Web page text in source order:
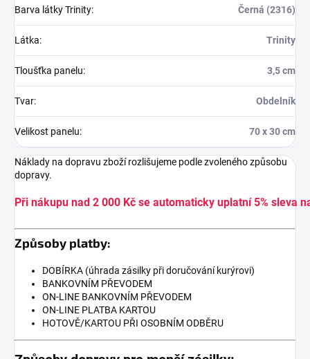
Barva látky Trinity: Černá (2316)
Látka: Trinity
Tloušťka panelu: 3,5 cm
Tvar: Obdelník
Velikost panelu: 70 x 30 cm
Náklady na dopravu zboží rozlišujeme podle zvoleného způsobu
dopravy.
Při nákupu nad 2 000 Kč se automaticky uplatní 5% sleva
Způsoby platby:
DOBÍRKA (úhrada zásilky při doručování kurýrovi)
BANKOVNÍM PŘEVODEM
ON-LINE BANKOVNÍM PŘEVODEM
ON-LINE PLATBA KARTOU
HOTOVĚ/KARTOU PŘI OSOBNÍM ODBĚRU